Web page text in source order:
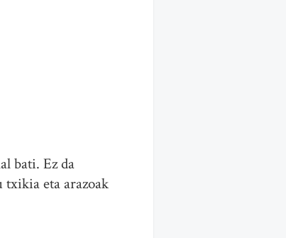
bati. Ez da
txikia eta arazoak